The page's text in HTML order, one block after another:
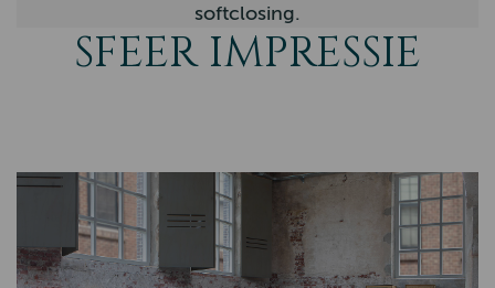
Barneveld
Tenna
Memphis
Arizona
softclosing.
SFEER IMPRESSIE